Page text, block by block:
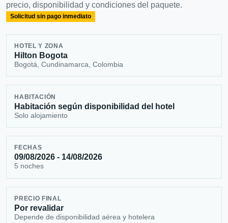
precio, disponibilidad y condiciones del paquete.
Solicitud sin pago inmediato
HOTEL Y ZONA
Hilton Bogota
Bogotá, Cundinamarca, Colombia
HABITACIÓN
Habitación según disponibilidad del hotel
Solo alojamiento
FECHAS
09/08/2026 - 14/08/2026
5 noches
PRECIO FINAL
Por revalidar
Depende de disponibilidad aérea y hotelera